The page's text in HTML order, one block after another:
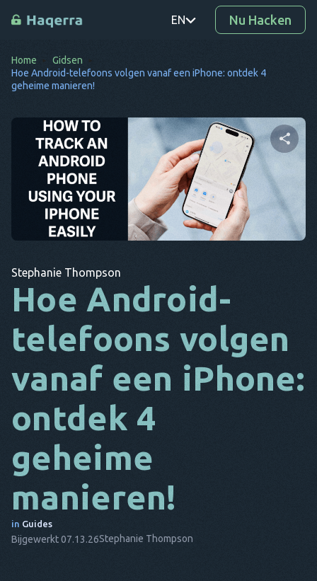
EN
PT
RO
DE
SV
KO
EL
BG
CS
DA
HET
FR
Nu Hacken
Home
Gidsen
Hoe Android-telefoons volgen vanaf een iPhone: ontdek 4
geheime manieren!
Deel dit artikel
Twitter Facebook Link kopiëren
Stephanie Thompson
Hoe Android-
telefoons volgen
vanaf een iPhone:
ontdek 4
geheime
manieren!
in Guides
Bijgewerkt 07.13.26Stephanie Thompson